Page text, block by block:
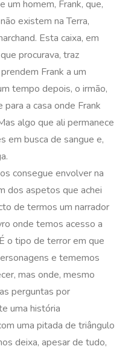
um homem, Frank, que,
existem na Terra,
Esta caixa, em
procurava, traz
Frank a um
tempo depois, o irmão,
a casa onde Frank
algo que ali permanece
em busca de sangue e,
consegue envolver na
dos aspetos que achei
de termos um narrador
onde temos acesso a
o tipo de terror em que
e tememos
mas onde, mesmo
perguntas por
uma história
uma pitada de triângulo
deixa, apesar de tudo,